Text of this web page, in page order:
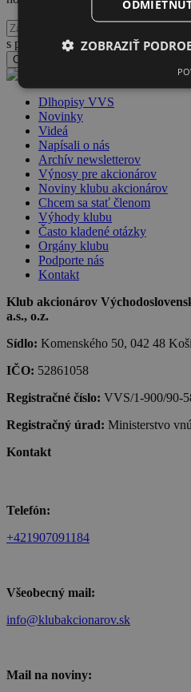
s podmienkami spracúvania a
Odoslať formulár
Dlhopisy VVS
Novinky
Videá
Napísali o nás
Archív newsletterov
Výnosy pre akcionárov
Noviny klubu akcionárov
Chcem sa stať členom
Výhody klubu
Často kladené otázky
Orgány klubu
Podporte nás
Kontakt
Klub akcionárov
a.s., o.z.
Sídlo: Komenského 50, 042 48
IČO: 52861058
Registračné číslo: VVS/1-900/90-
Registračný úrad: Ministerstvo
Kontakt
Telefón:
+421907091184
Všeobecný mail:
info@klubakcionarov.sk
Mail na noviny:
ZOBRAZIŤ